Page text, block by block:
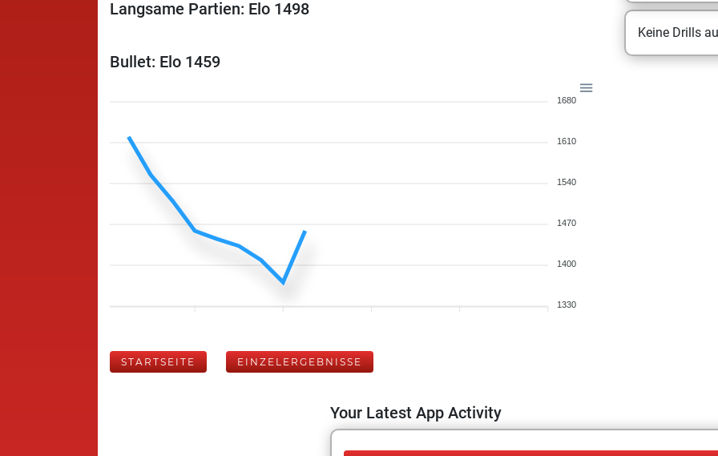
Langsame Partien: Elo 1498
Bullet: Elo 1459
1680
1610
1540
1470
1400
1330
Keine Drills
STARTSEITE EINZELERGEBNISSE
Your Latest App Activity